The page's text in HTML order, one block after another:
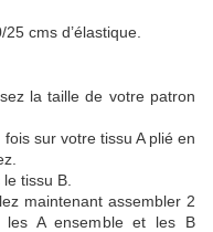
cms d’élastique.
la taille de votre patron
sur votre tissu A plié en
tissu B.
maintenant assembler 2
A ensemble et les B